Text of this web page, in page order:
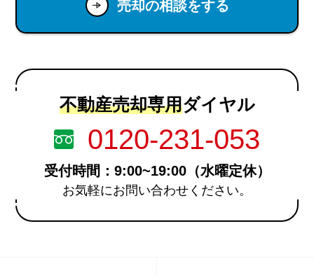
売却の相談をする
不動産売却専用ダイヤル
0120-231-053
受付時間：9:00~19:00（水曜定休）
お気軽にお問い合わせください。